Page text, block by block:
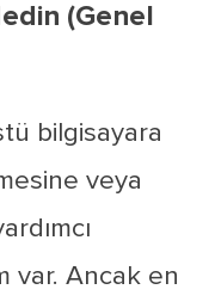
(Genel
bilgisayara
veya
var. Ancak en